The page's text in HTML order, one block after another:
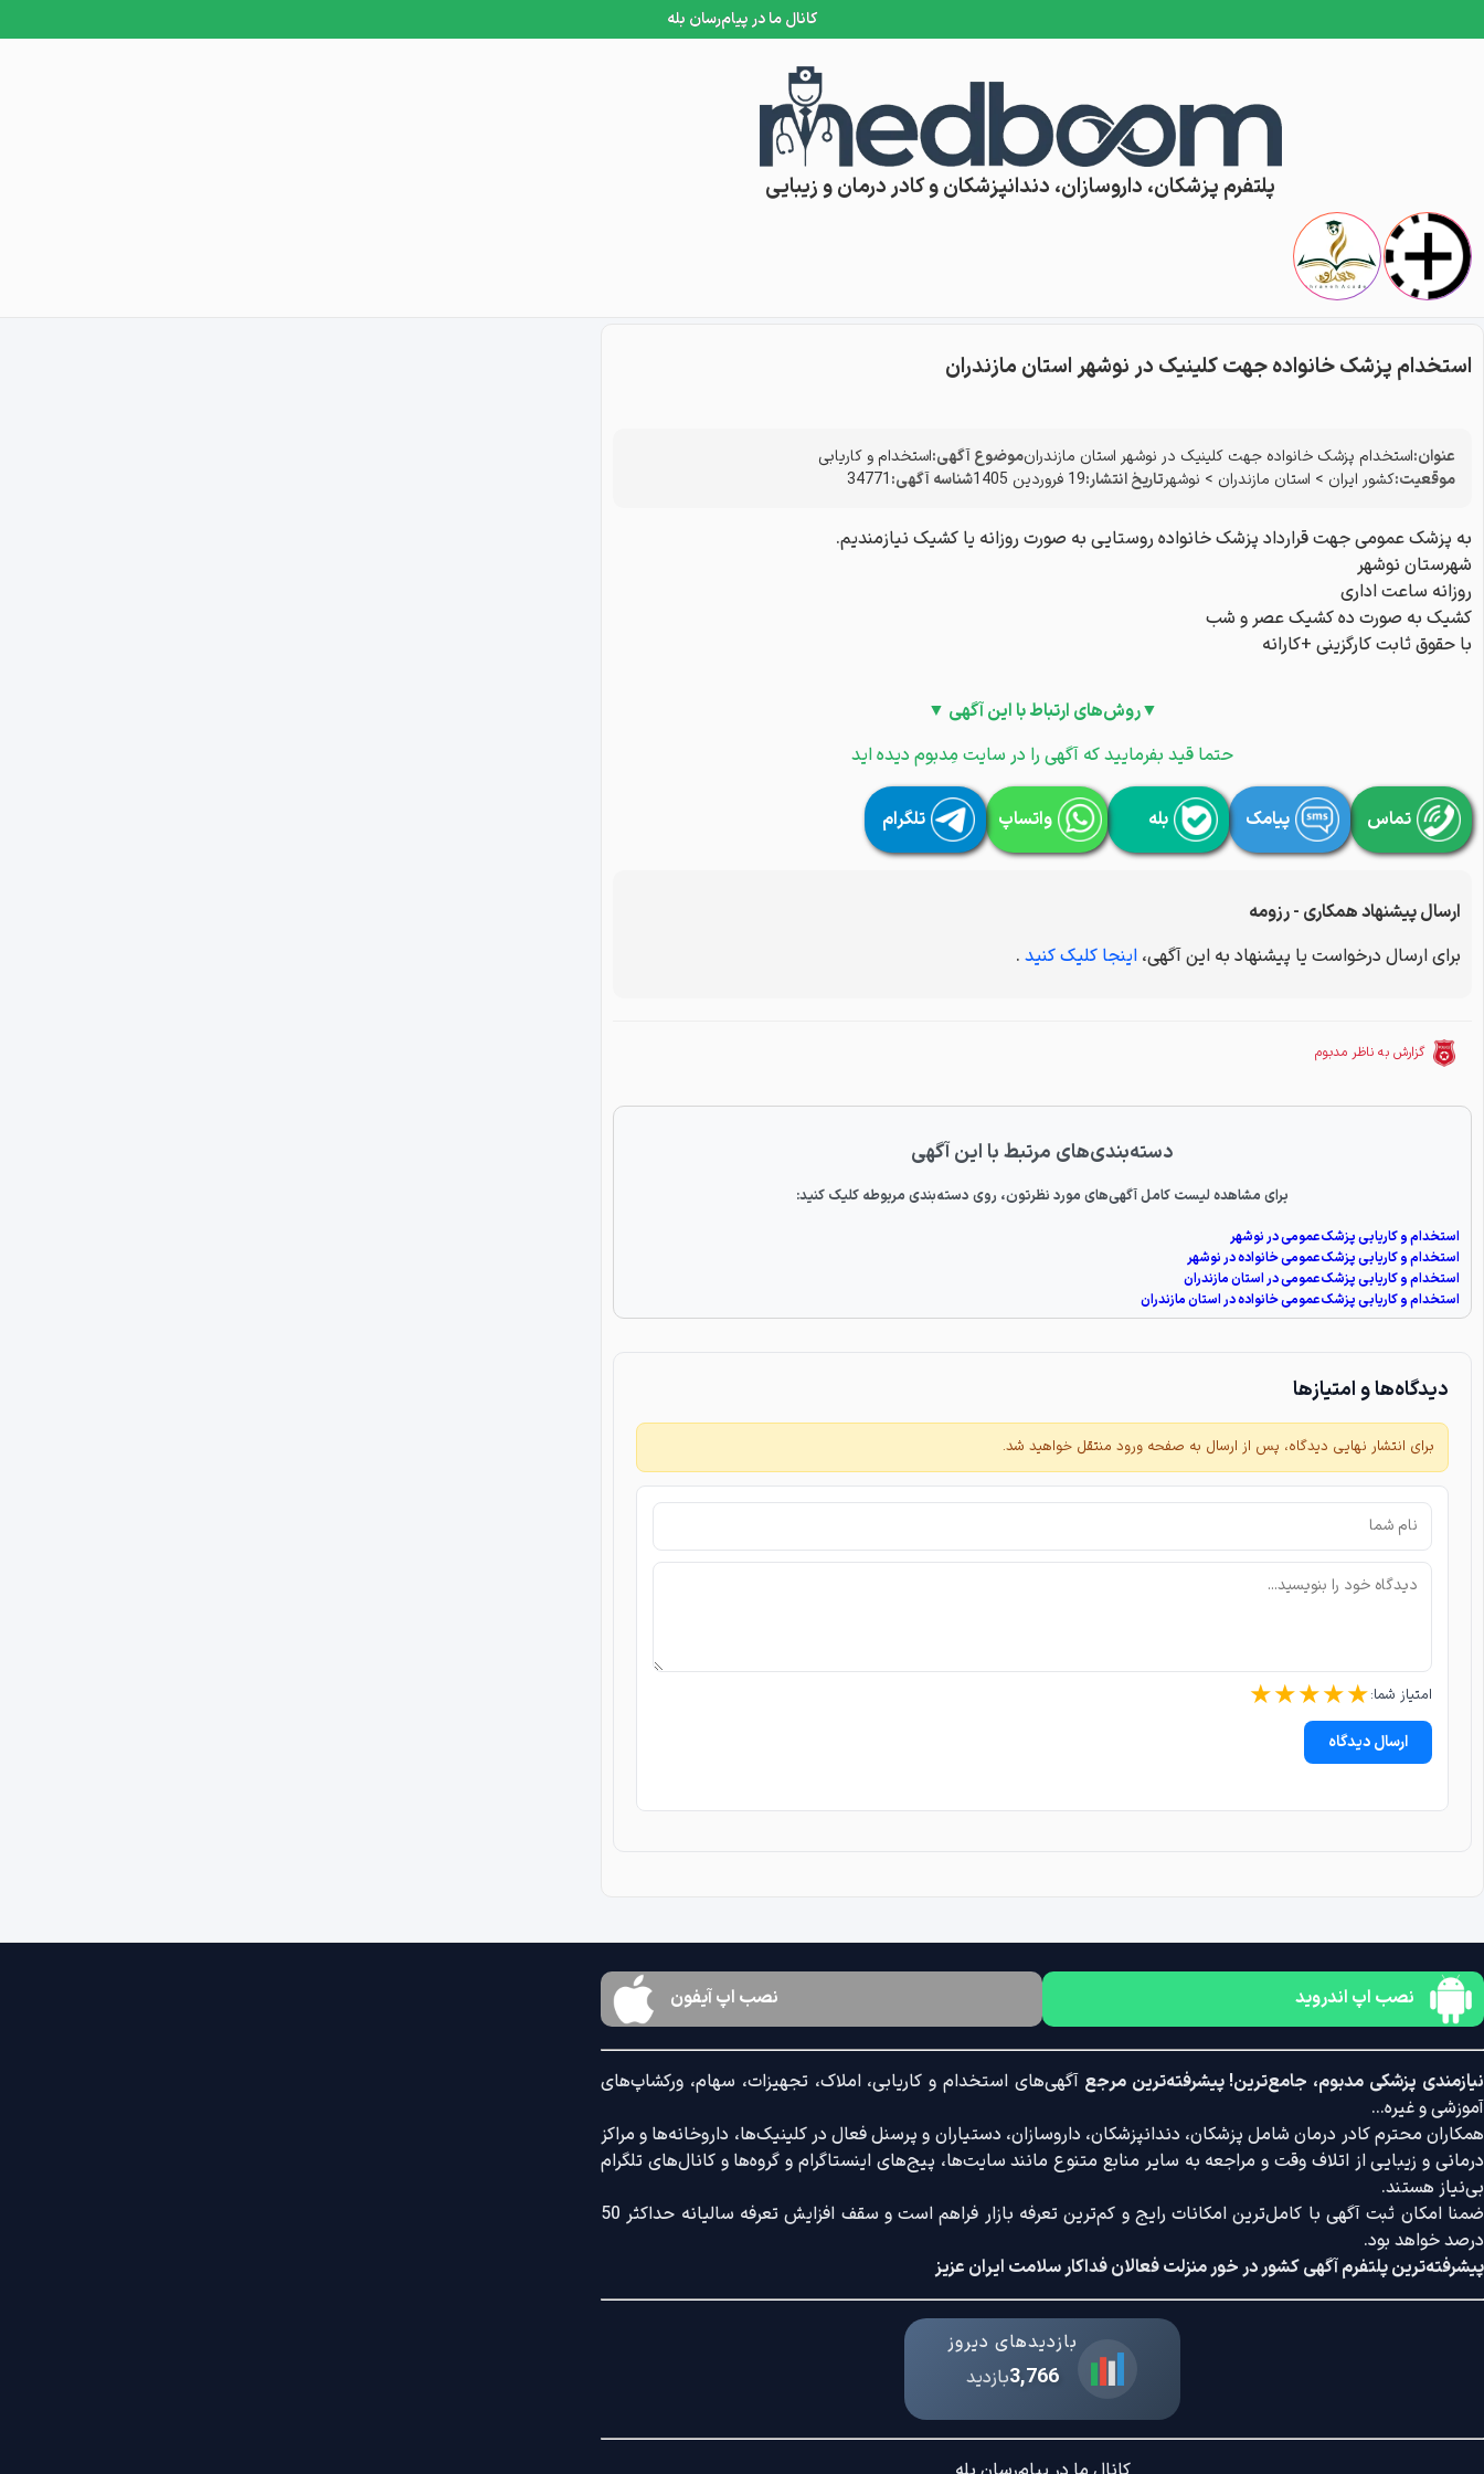
کانال ما در پیام‌رسان بله
Skip to content
پلتفرم پزشکان، داروسازان، دندانپزشکان و کادر درمان و زیبایی
استخدام پزشک خانواده جهت کلینیک در نوشهر استان مازندران
عنوان:استخدام پزشک خانواده جهت کلینیک در نوشهر استان مازندرانموضوع آگهی:استخدام و کاریابی
موقعیت:کشور ایران > استان مازندران > نوشهرتاریخ انتشار:19 فروردین 1405 شناسه آگهی:34771
به پزشک عمومی جهت قرارداد پزشک خانواده روستایی به صورت روزانه یا کشیک نیازمندیم.
شهرستان نوشهر
روزانه ساعت اداری
کشیک به صورت ده کشیک عصر و شب
با حقوق ثابت کارگزینی +کارانه
▼روش‌های ارتباط با این آگهی ▼
حتما قید بفرمایید که آگهی را در سایت مِدبوم دیده اید
تماس پیامک بله واتساپ تلگرام
ارسال پیشنهاد همکاری - رزومه
برای ارسال درخواست یا پیشنهاد به این آگهی، اینجا کلیک کنید .
گزارش به ناظر مدبوم
دسته‌بندی‌های مرتبط با این آگهی
برای مشاهده لیست کامل آگهی‌های مورد نظرتون، روی دسته‌بندی مربوطه کلیک کنید:
استخدام و کاریابی پزشک عمومی در نوشهر
استخدام و کاریابی پزشک عمومی خانواده در نوشهر
استخدام و کاریابی پزشک عمومی در استان مازندران
استخدام و کاریابی پزشک عمومی خانواده در استان مازندران
دیدگاه‌ها و امتیازها
برای انتشار نهایی دیدگاه، پس از ارسال به صفحه ورود منتقل خواهید شد.
امتیاز شما: ★★★★★
ارسال دیدگاه
نصب اپ اندروید نصب اپ آیفون
نیازمندی پزشکی مدبوم، جامع‌ترین! پیشرفته‌ترین مرجعآگهی‌های استخدام و کاریابی، املاک، تجهیزات، سهام، ورکشاپ‌های
آموزشی و غیره...
همکاران محترم کادر درمان شامل پزشکان، دندانپزشکان، داروسازان، دستیاران و پرسنل فعال در کلینیک‌ها، داروخانه‌ها و مراکز
درمانی و زیبایی از اتلاف وقت و مراجعه به سایر منابع متنوع مانند سایت‌ها، پیج‌های اینستاگرام و گروه‌ها و کانال‌های تلگرام
بی‌نیاز هستند.
ضمنا امکان ثبت آگهی با کامل‌ترین امکانات رایج و کم‌ترین تعرفه بازار فراهم است و سقف افزایش تعرفه سالیانه حداکثر 50
درصد خواهد بود.
پیشرفته‌ترین پلتفرم آگهی کشور در خور منزلت فعالان فداکار سلامت ایران عزیز
بازدیدهای دیروز
3,766بازدید